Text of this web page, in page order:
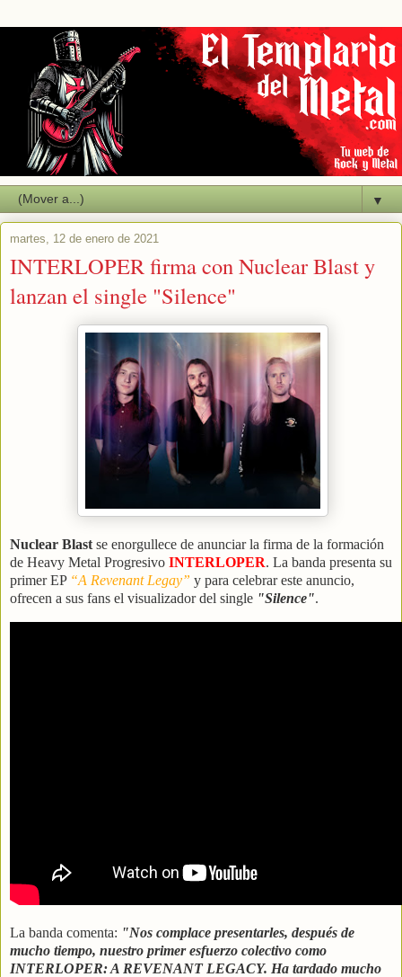
▼
martes, 12 de enero de 2021
INTERLOPER firma con Nuclear Blast y
lanzan el single "Silence"
Nuclear Blast se enorgullece de anunciar la firma de la formación
de Heavy Metal Progresivo INTERLOPER. La banda presenta su
primer EP “A Revenant Legay” y para celebrar este anuncio,
ofrecen a sus fans el visualizador del single "Silence".
La banda comenta: "Nos complace presentarles, después de
mucho tiempo, nuestro primer esfuerzo colectivo como
INTERLOPER: A REVENANT LEGACY. Ha tardado mucho